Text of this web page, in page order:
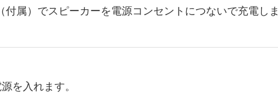
付属）でスピーカーを電源コンセントにつないで充電しま
を入れます。